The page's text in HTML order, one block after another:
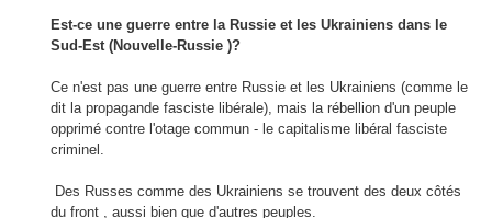
Est-ce une guerre entre la Russie et les Ukrainiens dans le
Sud-Est (Nouvelle-Russie )?
Ce n'est pas une guerre entre Russie et les Ukrainiens (comme le
dit la propagande fasciste libérale), mais la rébellion d'un peuple
opprimé contre l'otage commun - le capitalisme libéral fasciste
criminel .
Des Russes comme des Ukrainiens se trouvent des deux côtés
du front , aussi bien que d'autres peuples.